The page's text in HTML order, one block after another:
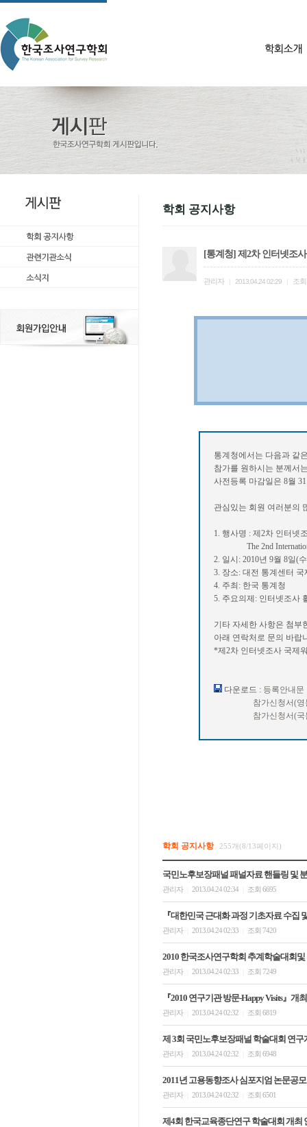
학회 공지사항
[통계청] 제2차 인터넷조
관리자 2013.04.24 02:29 조회
통계청에서는 다음과 같
참가를 원하시는 분께서
사전등록 마감일은 8월
관심있는 회원 여러분의
1. 행사명 : 제2차 인터넷
The 2nd International
2. 일시: 2010년 9월 8일(
3. 장소: 대전 통계센터 국
4. 주최: 한국 통계청
5. 주요의제: 인터넷조사
기타 자세한 사항은 첨부
아래 연락처로 문의 바랍
*제2차 인터넷조사 국제
다운로드 : 등록안내문
참가신청서(영
참가신청서(국
학회 공지사항 255개(8/13페이지)
국민노후보장패널 패널자료 핸들링 및
관리자 2013.04.24 02:34 조회 6695
『대한민국 근대화 과정 기초자료 수집
관리자 2013.04.24 02:33 조회 7420
2010 한국조사연구학회 추계학술대회
관리자 2013.04.24 02:33 조회 7249
『2010 연구기관 방문-Happy Visits』개
관리자 2013.04.24 02:32 조회 6819
제 3회 국민노후보장패널 학술대회 연구
관리자 2013.04.24 02:32 조회 6948
2011년 고용동향조사 심포지엄 논문공
관리자 2013.04.24 02:32 조회 6501
제4회 한국교육종단연구 학술대회 개최